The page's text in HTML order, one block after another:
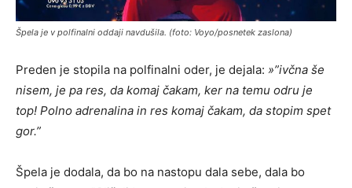
Špela je v polfinalni oddaji navdušila. (foto: Voyo/posnetek zaslona)
Preden je stopila na polfinalni oder, je dejala: »”ivčna še
nisem, je pa res, da komaj čakam, ker na temu odru je
top! Polno adrenalina in res komaj čakam, da stopim spet
gor.”
Špela je dodala, da bo na nastopu dala sebe, dala bo